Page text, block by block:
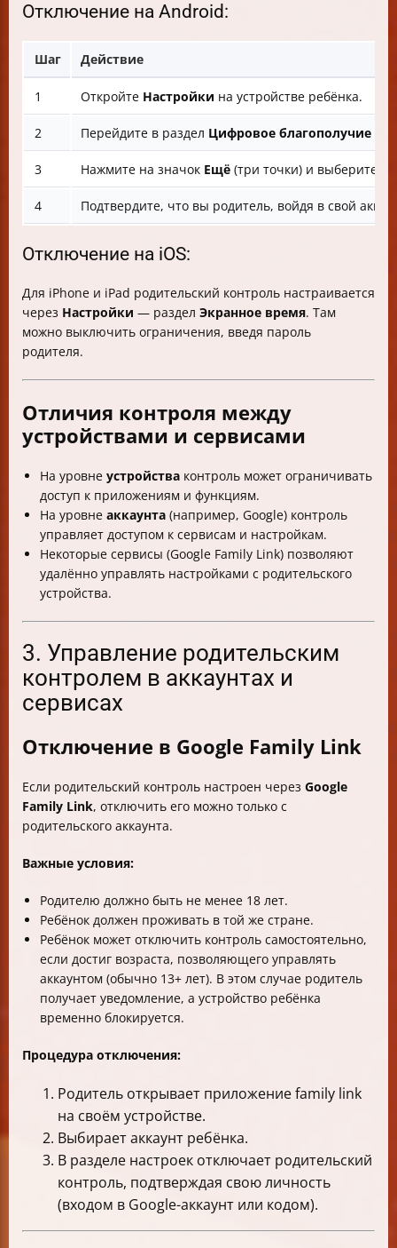
Отключение на Android:
Шаг Действие
1 Откройте Настройки на устройстве ребёнка.
2 Перейдите в раздел Цифровое благополучие и
3 Нажмите на значок Ещё (три точки) и выберите
4 Подтвердите, что вы родитель, войдя в свой
Отключение на iOS:
Для iPhone и iPad родительский контроль настраивается
через Настройки — раздел Экранное время. Там
можно выключить ограничения, введя пароль
родителя.
Отличия контроля между
устройствами и сервисами
На уровне устройства контроль может ограничивать
доступ к приложениям и функциям.
На уровне аккаунта (например, Google) контроль
управляет доступом к сервисам и настройкам.
Некоторые сервисы (Google Family Link) позволяют
удалённо управлять настройками с родительского
устройства.
3. Управление родительским
контролем в аккаунтах и
сервисах
Отключение в Google Family Link
Если родительский контроль настроен через Google
Family Link, отключить его можно только с
родительского аккаунта.
Важные условия:
Родителю должно быть не менее 18 лет.
Ребёнок должен проживать в той же стране.
Ребёнок может отключить контроль самостоятельно,
если достиг возраста, позволяющего управлять
аккаунтом (обычно 13+ лет). В этом случае родитель
получает уведомление, а устройство ребёнка
временно блокируется.
Процедура отключения:
Родитель открывает приложение family link
на своём устройстве.
Выбирает аккаунт ребёнка.
В разделе настроек отключает родительский
контроль, подтверждая свою личность
(входом в Google-аккаунт или кодом).